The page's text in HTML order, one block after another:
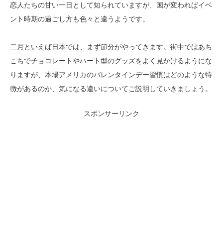
恋人たちの甘い一日として知られていますが、国が変わればイベ
ント時期の過ごし方も色々と違うようです。
二月といえば日本では、まず節分がやってきます。街中ではあち
こちでチョコレートやハート型のグッズをよく見かけるようにな
りますが、本場アメリカのバレンタインデー習慣はどのような特
徴があるのか、気になる違いについてご説明していきましょう。
スポンサーリンク